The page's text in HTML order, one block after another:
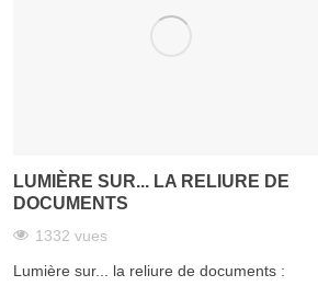
LUMIÈRE SUR... LA RELIURE DE
DOCUMENTS
1332 vues
Lumière sur... la reliure de documents :